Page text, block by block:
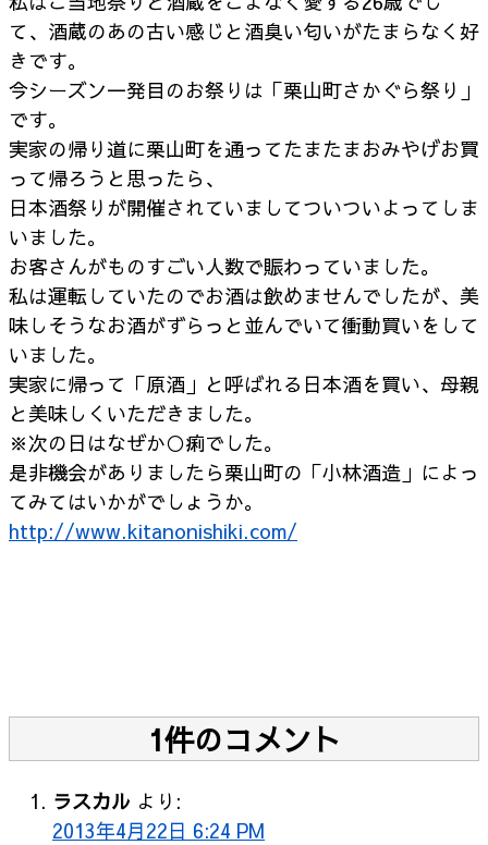
て、酒蔵のあの古い感じと酒臭い匂いがたまらなく好
きです。
今シーズン一発目のお祭りは「栗山町さかぐら祭り」
です。
実家の帰り道に栗山町を通ってたまたまおみやげお買
って帰ろうと思ったら、
日本酒祭りが開催されていましてついついよってしま
いました。
お客さんがものすごい人数で賑わっていました。
私は運転していたのでお酒は飲めませんでしたが、美
味しそうなお酒がずらっと並んでいて衝動買いをして
いました。
実家に帰って「原酒」と呼ばれる日本酒を買い、母親
と美味しくいただきました。
※次の日はなぜか○痢でした。
是非機会がありましたら栗山町の「小林酒造」によっ
てみてはいかがでしょうか。
http://www.kitanonishiki.com/
1件のコメント
ラスカル より:
2013年4月22日 6:24 PM